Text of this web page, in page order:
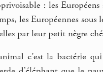
: les
les Européennes
par leur petit nègre
c’est la bactérie